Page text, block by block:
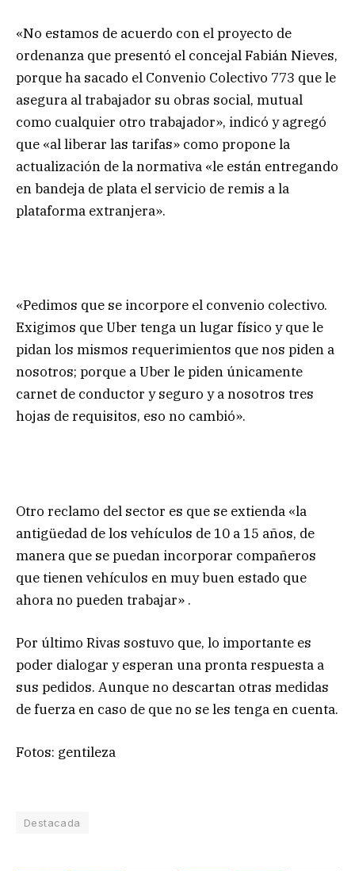
«No estamos de acuerdo con el proyecto de
ordenanza que presentó el concejal Fabián Nieves,
porque ha sacado el Convenio Colectivo 773 que le
asegura al trabajador su obras social, mutual
como cualquier otro trabajador», indicó y agregó
que «al liberar las tarifas» como propone la
actualización de la normativa «le están entregando
en bandeja de plata el servicio de remis a la
plataforma extranjera».
«Pedimos que se incorpore el convenio colectivo.
Exigimos que Uber tenga un lugar físico y que le
pidan los mismos requerimientos que nos piden a
nosotros; porque a Uber le piden únicamente
carnet de conductor y seguro y a nosotros tres
hojas de requisitos, eso no cambió».
Otro reclamo del sector es que se extienda «la
antigüedad de los vehículos de 10 a 15 años, de
manera que se puedan incorporar compañeros
que tienen vehículos en muy buen estado que
ahora no pueden trabajar» .
Por último Rivas sostuvo que, lo importante es
poder dialogar y esperan una pronta respuesta a
sus pedidos. Aunque no descartan otras medidas
de fuerza en caso de que no se les tenga en cuenta.
Fotos: gentileza
Destacada